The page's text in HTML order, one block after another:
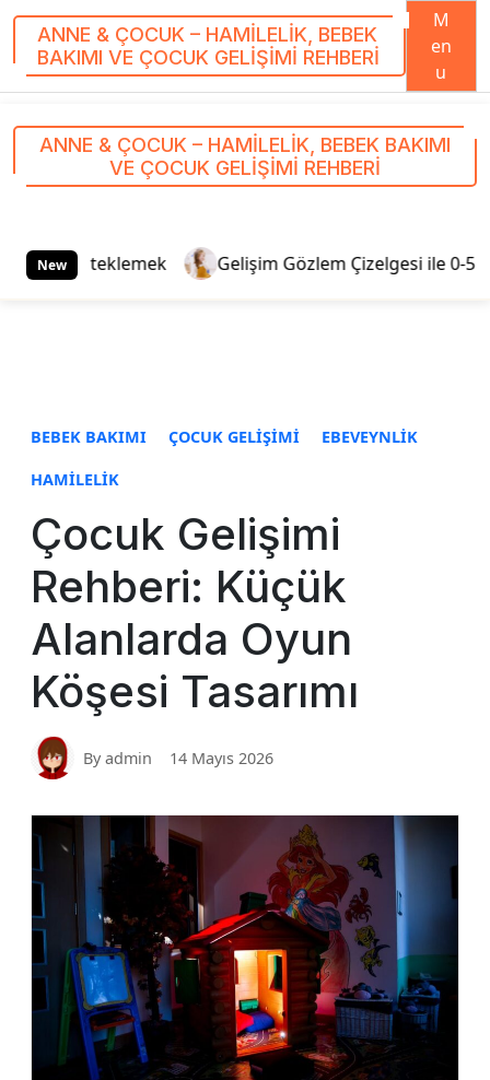
ANNE & ÇOCUK – HAMILELIK, BEBEK
BAKIMI VE ÇOCUK GELIŞIMI REHBERI
M
en
u
ANNE & ÇOCUK – HAMILELIK, BEBEK BAKIMI
VE ÇOCUK GELIŞIMI REHBERI
New Gelişim Gözlem Çizelgesi ile 0-5 Yaş Takibi: Aile
BEBEK BAKIMI ÇOCUK GELIŞIMI EBEVEYNLIK
HAMILELIK
Çocuk Gelişimi
Rehberi: Küçük
Alanlarda Oyun
Köşesi Tasarımı
By admin 14 Mayıs 2026